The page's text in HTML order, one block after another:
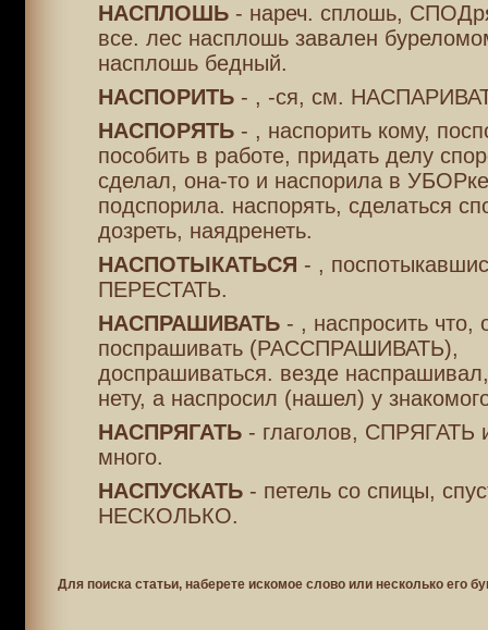
НАСПЛОШЬ- нареч. сплошь,
все. лес насплошь завален
насплошь бедный.
НАСПОРИТЬ- , -ся, см.
НАСПОРЯТЬ- , наспорить кому,
пособить в работе, придать делу
сделал, она-то и наспорила в
подспорила. наспорять, сделаться
дозреть, наядренеть.
НАСПОТЫКАТЬСЯ - ,
ПЕРЕСТАТЬ.
НАСПРАШИВАТЬ- , наспросить что,
поспрашивать (РАССПРАШИВАТЬ),
доспрашиваться. везде
нету, а наспросил (нашел) у
НАСПРЯГАТЬ- глаголов, СПРЯГАТЬ
много.
НАСПУСКАТЬ- петель со спицы,
НЕСКОЛЬКО.
Для поиска статьи, наберете искомое слово или несколько его